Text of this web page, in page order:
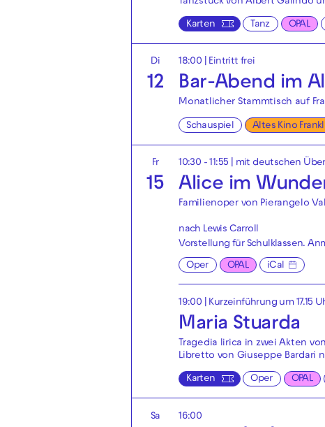
Karten Tanz OPAL
Di
12
18:00 Eintritt frei
Bar-Abend im
Monatlicher Stammtisch auf
Schauspiel Altes Kino
Fr
15
10:30 - 11:55 mit deutschen
Alice im
Familienoper von Pierangelo
nach Lewis Carroll
Vorstellung für Schulklassen.
Oper OPAL iCal
19:00 | Kurzeinführung um 17.15
Maria Stuarda
Tragedia lirica in zwei Akten
Libretto von Giuseppe Bardari
Karten Oper OPAL
Sa 16:00